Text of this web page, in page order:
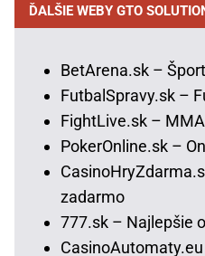
ĎALŠIE WEBY GTO
BetArena.sk –
FutbalSpravy.sk –
FightLive.sk –
PokerOnline.sk –
zadarmo
777.sk – Najlepšie